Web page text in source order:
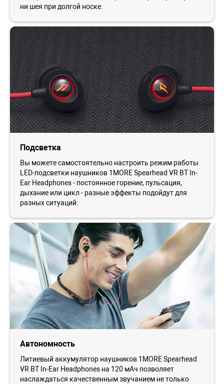
ни шея при долгой носке.
Подсветка
Вы можете самостоятельно настроить режим работы
LED-подсветки наушников 1MORE Spearhead VR BT In-
Ear Headphones - постоянное горение, пульсация,
дыхание или цикл - разные эффекты подойдут для
разных ситуаций.
Автономность
Литиевый аккумулятор наушников 1MORE Spearhead
VR BT In-Ear Headphones на 120 мАч позволяет
наслаждаться качественным звучанием не только